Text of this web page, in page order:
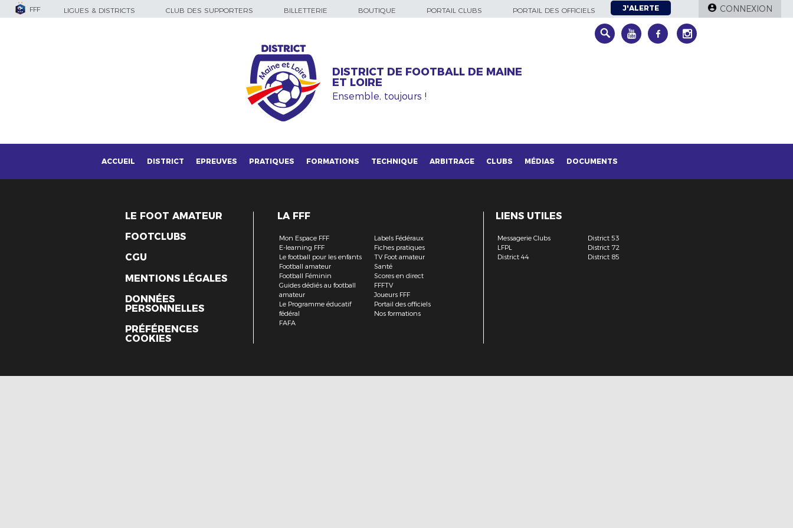
FFF LIGUES & DISTRICTS CLUB DES SUPPORTERS BILLETTERIE BOUTIQUE PORTAIL CLUBS PORTAIL DES OFFICIELS J'ALERTE CONNEXION
DISTRICT DE FOOTBALL DE MAINE
ET LOIRE
Ensemble, toujours !
ACCUEIL DISTRICT EPREUVES PRATIQUES FORMATIONS TECHNIQUE ARBITRAGE CLUBS MÉDIAS DOCUMENTS
LE FOOT AMATEUR
FOOTCLUBS
CGU
MENTIONS LÉGALES
DONNÉES
PERSONNELLES
PRÉFÉRENCES
COOKIES
LA FFF
Mon Espace FFF
E-learning FFF
Le football pour les enfants
Football amateur
Football Féminin
Guides dédiés au football
amateur
Le Programme éducatif
fédéral
FAFA
Labels Fédéraux
Fiches pratiques
TV Foot amateur
Santé
Scores en direct
FFFTV
Joueurs FFF
Portail des officiels
Nos formations
LIENS UTILES
Messagerie Clubs
LFPL
District 44
District 53
District 72
District 85